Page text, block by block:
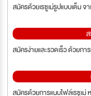
สมัครด้วยเรซูเม่รูปแบบเต็ม
สมัครง่ายและรวดเร็ว ด้วยก
สมัครด้วยการแนบไฟล์เรซูเม่